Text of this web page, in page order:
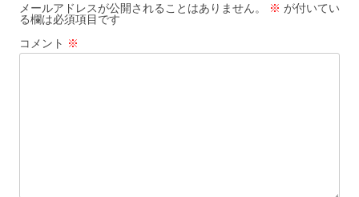
メールアドレスが公開されることはありません。 ※ が付いてい
る欄は必須項目です
コメント ※